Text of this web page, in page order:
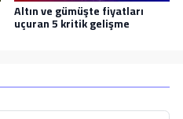
Altın ve gümüşte fiyatları
uçuran 5 kritik gelişme